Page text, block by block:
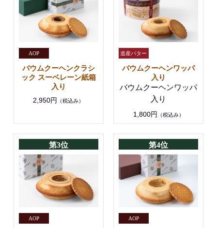
バウムクーヘンクラシ
ック スーベレーン紙箱
入り
2,950円 （税込み）
バウムクーヘンワッパ
入り
バウムクーヘンワッパ
入り
1,800円 （税込み）
第3位 第4位